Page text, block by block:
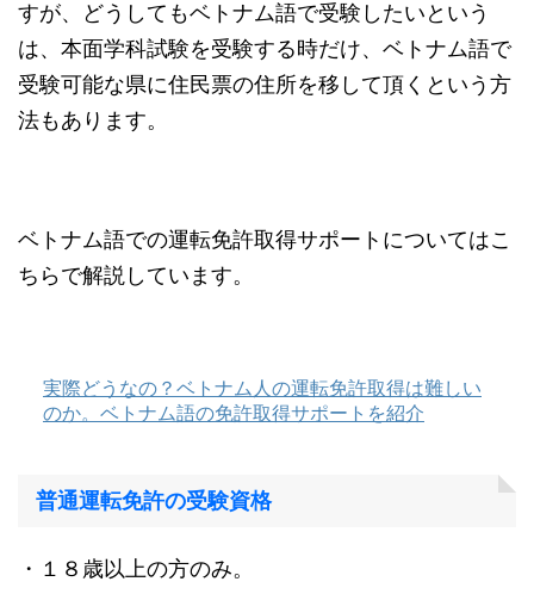
すが、どうしてもベトナム語で受験したいという
は、本面学科試験を受験する時だけ、ベトナム語で
受験可能な県に住民票の住所を移して頂くという方
法もあります。
ベトナム語での運転免許取得サポートについてはこ
ちらで解説しています。
実際どうなの？ベトナム人の運転免許取得は難しい
のか。ベトナム語の免許取得サポートを紹介
普通運転免許の受験資格
・１８歳以上の方のみ。